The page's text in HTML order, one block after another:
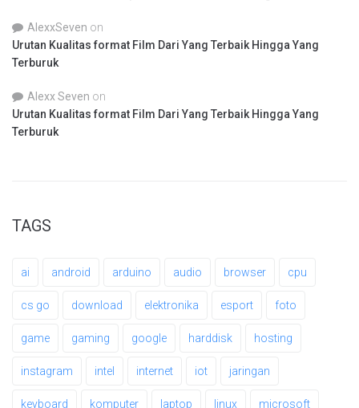
AlexxSeven on
Urutan Kualitas format Film Dari Yang Terbaik Hingga Yang
Terburuk
Alexx Seven on
Urutan Kualitas format Film Dari Yang Terbaik Hingga Yang
Terburuk
TAGS
ai android arduino audio browser cpu
cs go download elektronika esport foto
game gaming google harddisk hosting
instagram intel internet iot jaringan
keyboard komputer laptop linux microsoft